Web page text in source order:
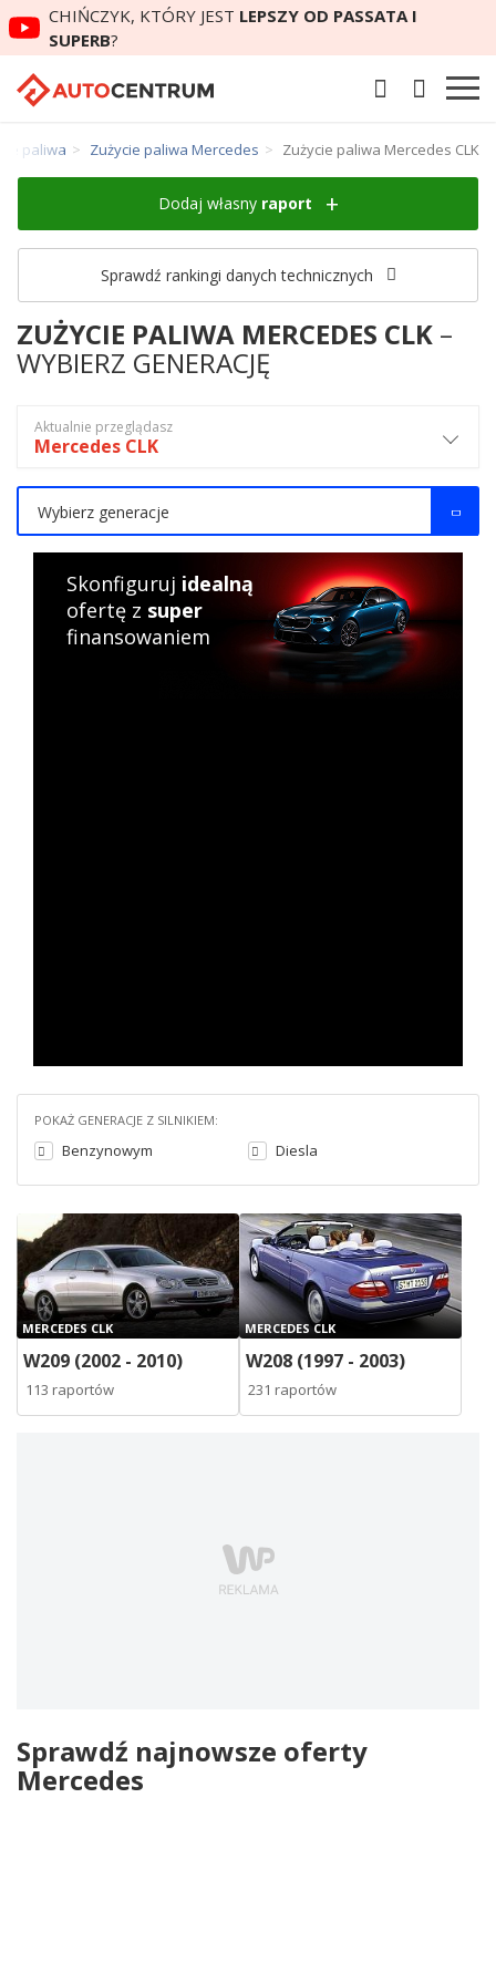
CHIŃCZYK, KTÓRY JEST LEPSZY OD PASSATA I
SUPERB?
paliwa Zużycie paliwa Mercedes Zużycie paliwa Mercedes CLK
Dodaj własny raport
Sprawdź rankingi danych technicznych
POKAŻ GENERACJE Z SILNIKIEM:
Benzynowym Diesla
MERCEDES CLK
W209 (2002 - 2010)
113 raportów
MERCEDES CLK
W208 (1997 - 2003)
231 raportów
Sprawdź najnowsze oferty
Mercedes
ZUŻYCIE PALIWA MERCEDES CLK –
WYBIERZ GENERACJĘ
Aktualnie przeglądasz
Mercedes CLK
Wybierz generacje
Skonfiguruj idealną
ofertę z super
finansowaniem